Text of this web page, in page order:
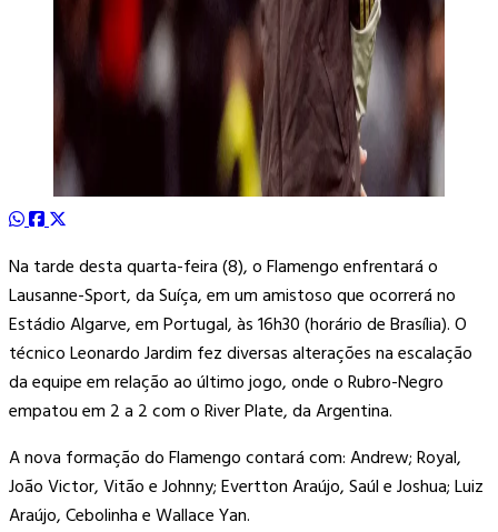
Na tarde desta quarta-feira (8), o Flamengo enfrentará o
Lausanne-Sport, da Suíça, em um amistoso que ocorrerá no
Estádio Algarve, em Portugal, às 16h30 (horário de Brasília). O
técnico Leonardo Jardim fez diversas alterações na escalação
da equipe em relação ao último jogo, onde o Rubro-Negro
empatou em 2 a 2 com o River Plate, da Argentina.
A nova formação do Flamengo contará com: Andrew; Royal,
João Victor, Vitão e Johnny; Evertton Araújo, Saúl e Joshua; Luiz
Araújo, Cebolinha e Wallace Yan.